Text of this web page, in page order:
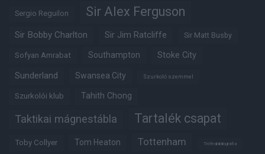
Sergio Reguilon Sir Alex Ferguson
Sir Bobby Charlton Sir Jim Ratcliffe Sir Matt Busby
Sofyan Amrabat Southampton Stoke City
Sunderland Swansea City Szurkoló szemmel
Szurkolói klub Tahith Chong
Taktikai mágnestábla Tartalék csapat
Toby Collyer Tom Heaton Tottenham Trófeabibliográfia